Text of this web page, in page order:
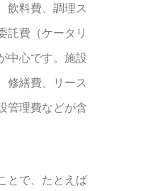
飲料費、調理ス
託費（ケータリ
中心です。施設
修繕費、リース
管理費などが含
とで、たとえば